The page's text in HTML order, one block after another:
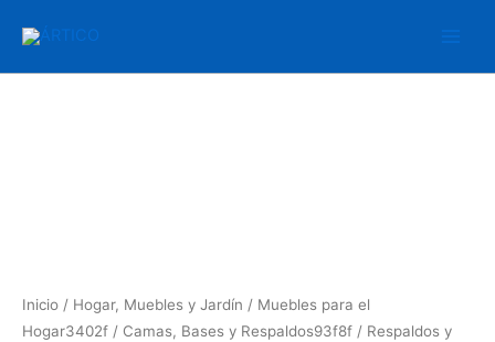
Inicio / Hogar, Muebles y Jardín / Muebles para el
Hogar3402f / Camas, Bases y Respaldos93f8f / Respaldos y